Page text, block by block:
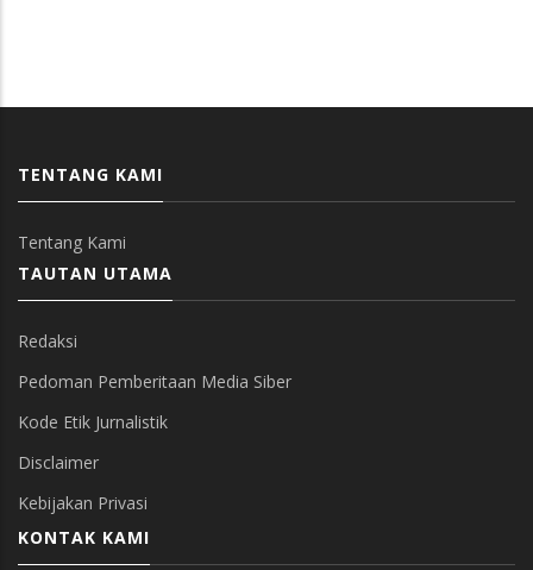
TENTANG KAMI
Tentang Kami
TAUTAN UTAMA
Redaksi
Pedoman Pemberitaan Media Siber
Kode Etik Jurnalistik
Disclaimer
Kebijakan Privasi
KONTAK KAMI